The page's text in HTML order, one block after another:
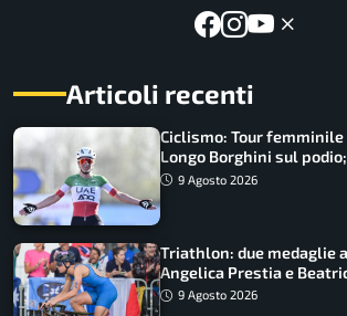
Articoli recenti
Ciclismo: Tour
Longo Borghini sul
in Polonia
9 Agosto 2026
Triathlon: due medaglie
Angelica Prestia e
podio
9 Agosto 2026